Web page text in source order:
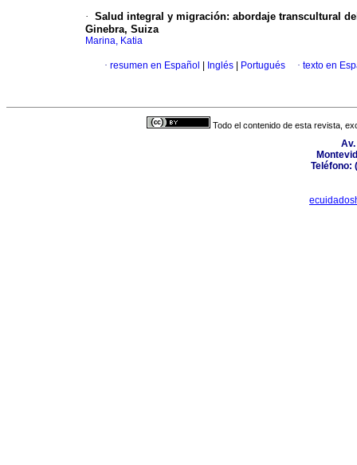
· Salud integral y migración: abordaje transcultural
Ginebra, Suiza
Marina, Katia
· resumen en Español Inglés Portugués · texto en
Todo el contenido de esta revista,
Teléfono: